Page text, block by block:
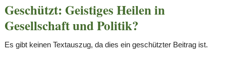
Geschützt: Geistiges Heilen in
Gesellschaft und Politik?
Es gibt keinen Textauszug, da dies ein geschützter Beitrag ist.